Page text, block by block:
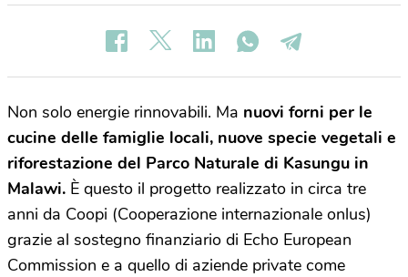
Non solo energie rinnovabili. Ma nuovi forni per le
cucine delle famiglie locali, nuove specie vegetali e
riforestazione del Parco Naturale di Kasungu in
Malawi. È questo il progetto realizzato in circa tre
anni da Coopi (Cooperazione internazionale onlus)
grazie al sostegno finanziario di Echo European
Commission e a quello di aziende private come